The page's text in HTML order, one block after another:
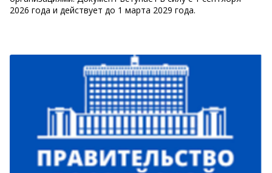
2026 года и действует до 1 марта 2029 года.